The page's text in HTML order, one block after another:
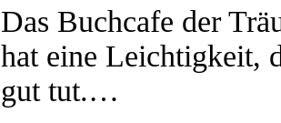
Das Buchcafe der
hat eine Leichtigkeit,
gut tut.…